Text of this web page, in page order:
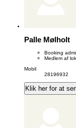
Palle Mølholt
Booking
Medlem af
Mobil
28196932
Klik her for at